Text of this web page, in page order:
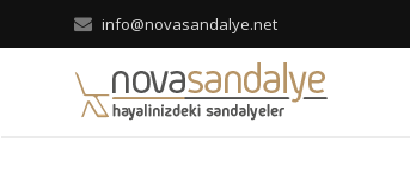
info@novasandalye.net